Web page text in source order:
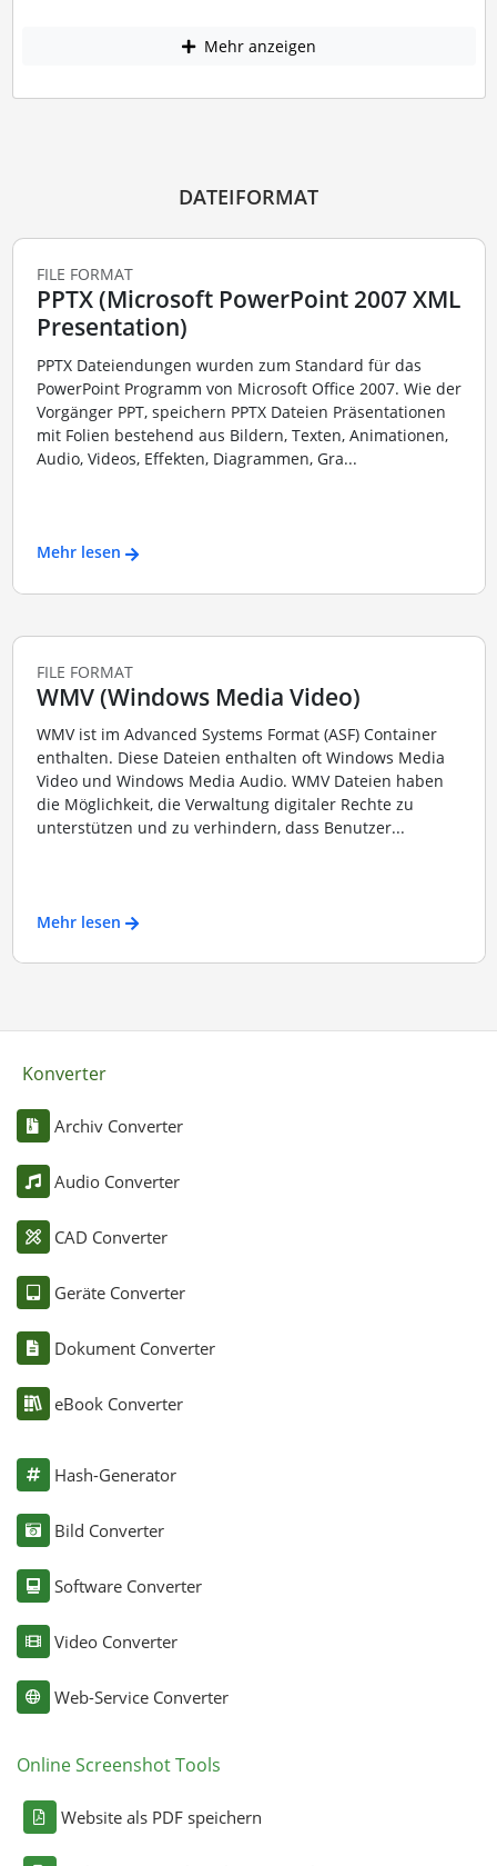
Mehr anzeigen
DATEIFORMAT
FILE FORMAT
PPTX (Microsoft PowerPoint 2007 XML
Presentation)
PPTX Dateiendungen wurden zum Standard für das
PowerPoint Programm von Microsoft Office 2007. Wie der
Vorgänger PPT, speichern PPTX Dateien Präsentationen
mit Folien bestehend aus Bildern, Texten, Animationen,
Audio, Videos, Effekten, Diagrammen, Gra...
Mehr lesen
FILE FORMAT
WMV (Windows Media Video)
WMV ist im Advanced Systems Format (ASF) Container
enthalten. Diese Dateien enthalten oft Windows Media
Video und Windows Media Audio. WMV Dateien haben
die Möglichkeit, die Verwaltung digitaler Rechte zu
unterstützen und zu verhindern, dass Benutzer...
Mehr lesen
Konverter
Archiv Converter
Audio Converter
CAD Converter
Geräte Converter
Dokument Converter
eBook Converter
Hash-Generator
Bild Converter
Software Converter
Video Converter
Web-Service Converter
Online Screenshot Tools
Website als PDF speichern